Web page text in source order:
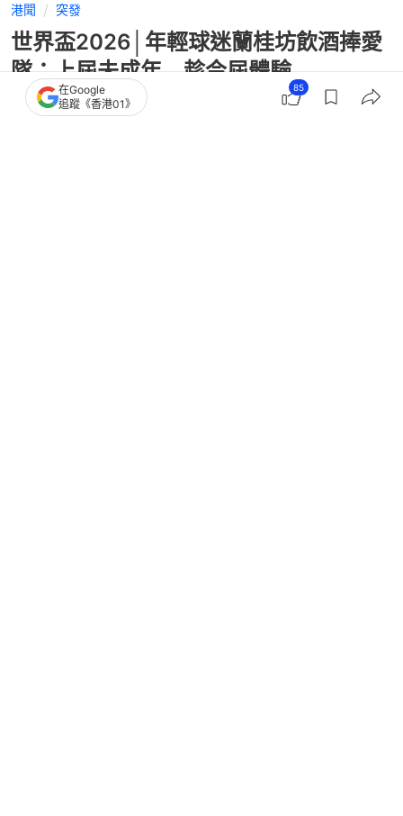
港聞 突發
世界盃2026│年輕球迷蘭桂坊飲酒捧愛
隊：上屆未成年 趁今屆體驗
在Google
追蹤《香港01》
85